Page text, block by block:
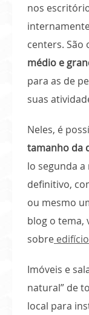
nos
centers. São
médio e
para as de
suas
Neles, é
tamanho da
lo segunda
definitivo,
ou mesmo
blog o tema,
sobre
Imóveis e
natural” de
local para